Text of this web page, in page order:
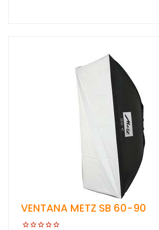
VENTANA METZ SB 60-90